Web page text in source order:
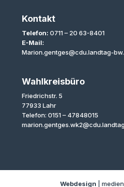
Kontakt
Telefon: 0711 – 20 63-8401
E-Mail:
Marion.gentges@cdu.landtag-
Wahlkreisbüro
Friedrichstr. 5
77933 Lahr
Telefon: 0151 – 47848015
Webdesign |